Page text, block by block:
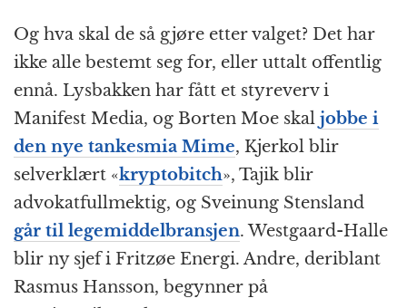
Og hva skal de så gjøre etter valget? Det har
ikke alle bestemt seg for, eller uttalt offentlig
ennå. Lysbakken har fått et styreverv i
Manifest Media, og Borten Moe skal jobbe i
den nye tankesmia Mime, Kjerkol blir
selverklært «kryptobitch», Tajik blir
advokatfullmektig, og Sveinung Stensland
går til legemiddelbransjen. Westgaard-Halle
blir ny sjef i Fritzøe Energi. Andre, deriblant
Rasmus Hansson, begynner på